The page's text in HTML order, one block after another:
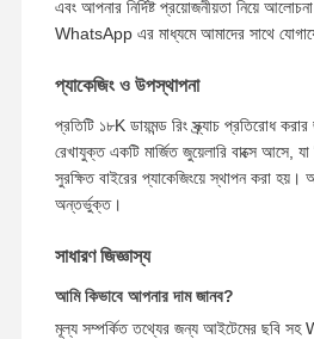
এবং আপনার নির্দিষ্ট প্রয়োজনীয়তা নিয়ে
WhatsApp এর মাধ্যমে আমাদের সাথে
প্যাকেজিং ও উপস্থাপনা
প্রতিটি ১৮K ডায়মন্ড রিং স্ক্র্যাচ প্রতিরোধ
রেখাযুক্ত একটি মার্জিত জুয়েলারি বাক্সে আসে,
সুরক্ষিত বাইরের প্যাকেজিংয়ে স্থাপন করা হয়।
অন্তর্ভুক্ত।
সাধারণ জিজ্ঞাস্য
আমি কিভাবে আপনার দাম জানব?
মূল্য সম্পর্কিত তথ্যের জন্য আইটেমের ছবি